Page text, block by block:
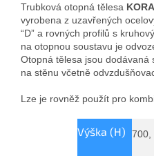
Trubková otopná tělesa
vyrobena z uzavřených
“D” a rovných profilů s
na otopnou soustavu je
Otopná tělesa jsou dodávaná
na stěnu včetně
Lze je rovněž použít pro
Výška (H) 700,